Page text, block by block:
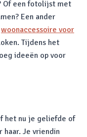
Of een fotolijst met
Een ander
woonaccessoire voor
Tijdens het
ideeën op voor
het nu je geliefde of
haar. Je vriendin